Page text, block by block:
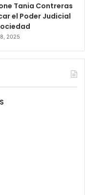
Tania Contreras
el Poder Judicial
2025